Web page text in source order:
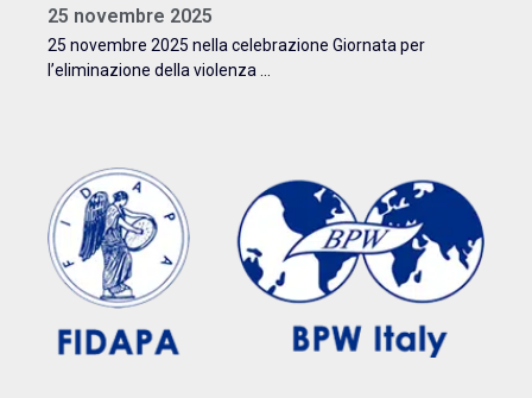
25 novembre 2025
25 novembre 2025 nella celebrazione Giornata per
l’eliminazione della violenza ...